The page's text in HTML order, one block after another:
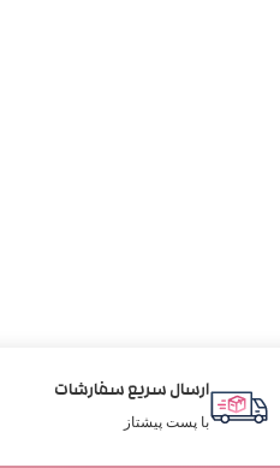
ارسال سریع سفارشات
با پست پیشتاز